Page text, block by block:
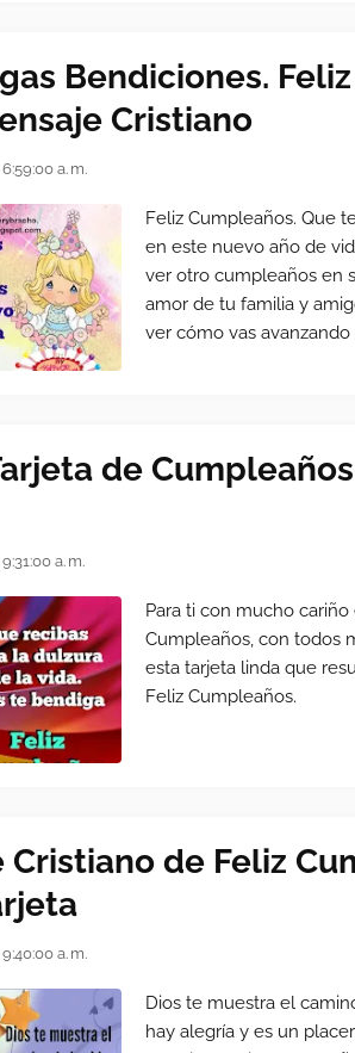
Bendiciones.
Cristiano
6:59:00 a. m.
Feliz Cumpleaños. Que
en este nuevo año de
ver otro cumpleaños en
amor de tu familia y
ver cómo vas avanzando
de
9:31:00 a. m.
Para ti con mucho
Cumpleaños, con todos
esta tarjeta linda que
Feliz Cumpleaños.
Cristiano de Feliz
9:40:00 a. m.
Dios te muestra el
hay alegría y es un